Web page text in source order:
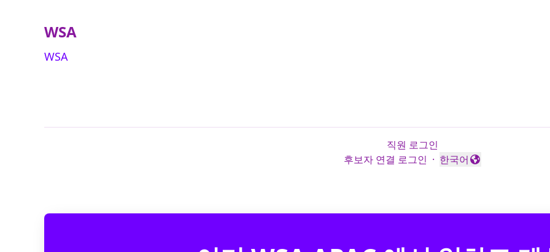
WSA
WSA
직원 로그인
후보자 연결 로그인 · 언어 변경
한국어